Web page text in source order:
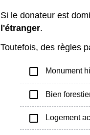
Si le donateur est
l'étranger.
Toutefois, des règles
check_box_outline_blank Monument
check_box_outline_blank Bien
check_box_outline_blank Logement